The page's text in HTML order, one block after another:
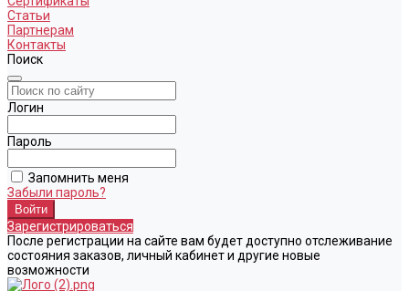
Статьи
Партнерам
Контакты
Поиск
Логин
Пароль
Запомнить меня
Забыли пароль?
Зарегистрироваться
После регистрации на сайте вам будет доступно отслеживание
состояния заказов, личный кабинет и другие новые
возможности